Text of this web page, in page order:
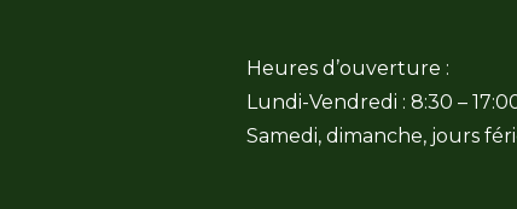
Heures d’ouverture :
Lundi-Vendredi : 8:30 –
Samedi, dimanche, jours